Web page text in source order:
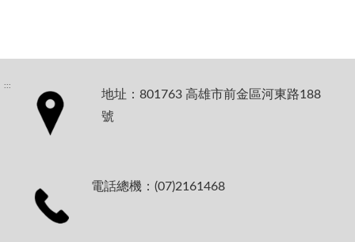
:::
地址：801763 高雄市前金區河東路188
號
電話總機：(07)2161468